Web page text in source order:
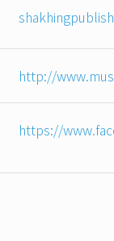
http://
https://